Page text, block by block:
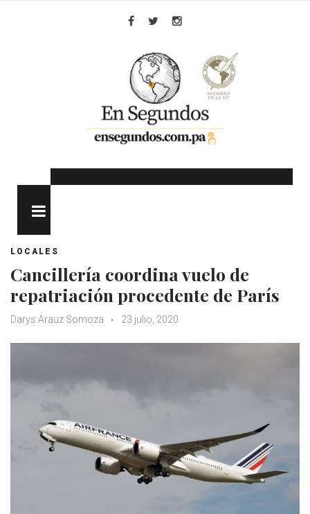
LOCALES
Cancillería coordina vuelo de
repatriación procedente de París
Darys Arauz Somoza 23 julio, 2020